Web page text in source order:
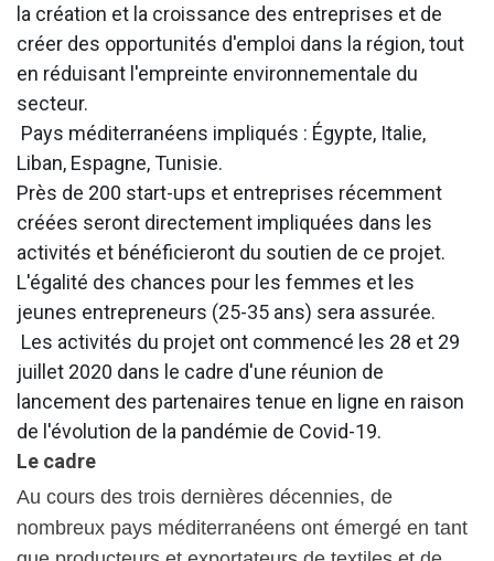
la création et la croissance des entreprises et de
créer des opportunités d'emploi dans la région, tout
en réduisant l'empreinte environnementale du
secteur.
Pays méditerranéens impliqués : Égypte, Italie,
Liban, Espagne, Tunisie.
Près de 200 start-ups et entreprises récemment
créées seront directement impliquées dans les
activités et bénéficieront du soutien de ce projet.
L'égalité des chances pour les femmes et les
jeunes entrepreneurs (25-35 ans) sera assurée.
Les activités du projet ont commencé les 28 et 29
juillet 2020 dans le cadre d'une réunion de
lancement des partenaires tenue en ligne en raison
de l'évolution de la pandémie de Covid-19.
Le cadre
Au cours des trois dernières décennies, de
nombreux pays méditerranéens ont émergé en tant